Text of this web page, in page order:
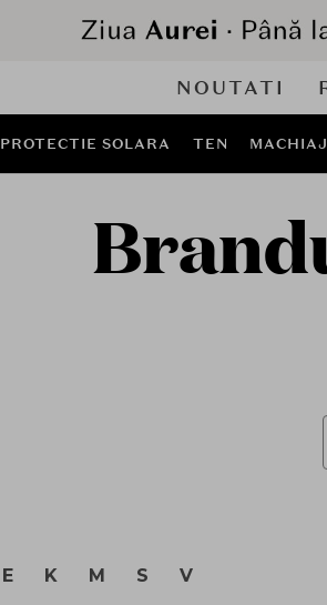
NOUTATI
PROTECTIE SOLARA TEN MACHIAJ
E K M S V